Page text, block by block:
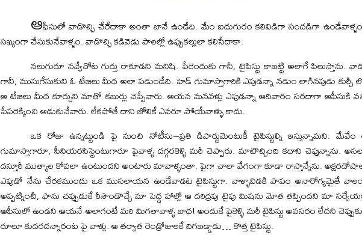
ఆఫీసులో వాడొచ్చి చేరేదాకా అంతా బానే ఉండేది. మేం ఐదుగురం కలివిడిగా సందడిగా
సఖ్యంగా చేసుకునేవాళ్ళం. వాడొచ్చి కడివెడు పాలల్లో ఉప్పుకల్లులా కలిసేదాకా.
నలుగురూ నవ్వేచోట గుర్తు రాకూడని మనిషి. పేరెందుకు గానీ, టైపిస్టు కాబట్టి అలాగే
గానీ, ముసుగేసుకుని ఓ టేబిలు మీద అలా పడుండేది. హెడ్‌ గుమాస్తాగారికి ఎపుడన్నా నడుం లాగినపుడు
ఆ టేబిలు మీద కూర్చుని మాతో కబుర్లు చెప్పేవారు. ఆయన మనవళ్లు ఎపుడన్నా ఆదివారం సరదాగా ఆఫీసుకి
పేపరెక్కించి ఆడుకునేవారు. లేకపోతే దాని జోలికే ఎవరూ పోయేవాళ్ళు కాదు.
ఒక రోజు ఉన్నట్టుండి పై నుంచి నోటీసు–ప్రతి డిపార్టుమెంటుకీ టైపిస్టుల్ని ఇస్తున్నామని.
గుమాస్తాగారూ, సీనియరసిస్టెంటుగారూ పైవాళ్ళ దగ్గరకెళ్ళి మరీ చెప్పారు. మాటొచ్చింది కదాని చెప్తున్నాను.
దస్తూరీ ముత్యాల కోవలా ఉంటుందని అంటారు మావాళ్ళంతా. పైగా చాలా వేగంగా కూడా రాస్తాన్నేను. అక్షరదోషాలూ,
ఎపుడో నేను చేరకముందు ఒక ముసలాయన ఉండేవాడట టైపిస్టుగా. వాళ్ళావిడకి పాపం అనారోగ్యమైతే
అప్పట్నించీ, ఫాను చప్పుడుకే రీసౌండొచ్చే మా పెద్ద హాల్లో ఆ దరిద్రపు టైపు మిషను మోత తప్పిందని మా
ఆఫీసులో ఉండని ఆయనే అలాగంటే మరి మిగతావాళ్ళ బాధ! అందుకే పైకెళ్ళి మరీ టైపిస్టు అవసరం లేదని
రూలూ కుదరదన్నారంట పై వాళ్లు. ఆ తర్వాత రెండ్రోజులకే దిగబడ్డాడు… కొత్త టైపిస్టు.